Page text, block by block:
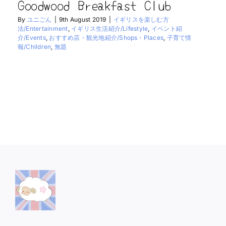
Goodwood Breakfast Club
By ユニごん 9th August 2019
イギリスを楽しむ方
法/Entertainment, イギリス生活紹介/Lifestyle, イベント紹
介/Events, おすすめ店・観光地紹介/Shops・Places, 子育て情
報/Children, 無題